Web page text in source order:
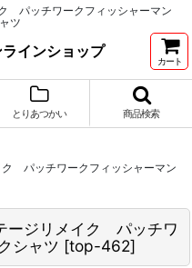
ク パッチワークフィッシャーマン
ツ
インショップ
カート
とりあつかい 商品検索
ク パッチワークフィッシャーマン
ージリメイク パッチワ
シャツ [top-462]